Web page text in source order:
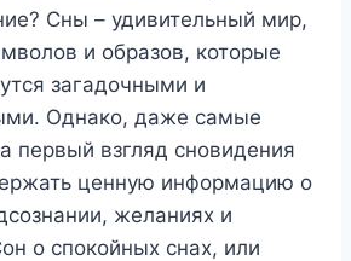
Сны – удивительный мир,
и образов, которые
загадочными и
Однако, даже самые
первый взгляд сновидения
ценную информацию о
желаниях и
о спокойных снах, или